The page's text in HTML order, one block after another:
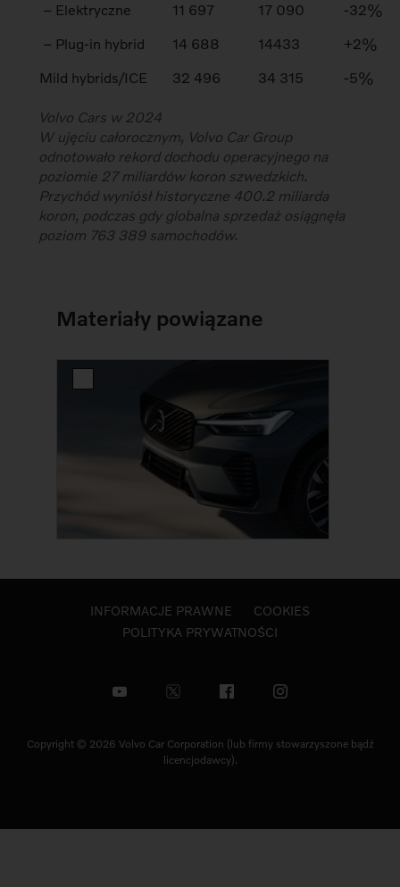
– Elektryczne 11 697 17 090
-32%
– Plug-in hybrid
14 688 14433
+2%
Mild hybrids/ICE
32 496 34 315 -5%
Volvo Cars w 2024
W ujęciu całorocznym, Volvo Car Group
odnotowało rekord dochodu operacyjnego na
poziomie 27 miliardów koron szwedzkich.
Przychód wyniósł historyczne 400.2 miliarda
koron, podczas gdy globalna sprzedaż osiągnęła
poziom 763 389 samochodów.
Materiały powiązane
INFORMACJE PRAWNE
COOKIES
POLITYKA PRYWATNOŚCI
Copyright © 2026 Volvo Car Corporation (lub firmy stowarzyszone bądź
licencjodawcy).